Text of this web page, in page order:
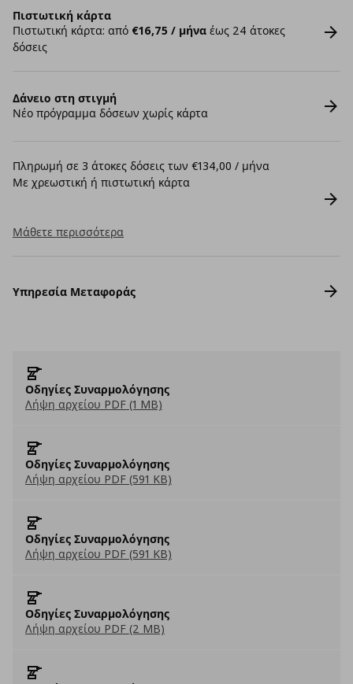
Πιστωτική κάρτα
Πιστωτική κάρτα: από €16,75 / μήνα έως 24 άτοκες
δόσεις
Δάνειο στη στιγμή
Νέο πρόγραμμα δόσεων χωρίς κάρτα
Πληρωμή σε 3 άτοκες δόσεις των €134,00 / μήνα
Με χρεωστική ή πιστωτική κάρτα
Μάθετε περισσότερα
Υπηρεσία Μεταφοράς
Οδηγίες Συναρμολόγησης
Λήψη αρχείου PDF (1 MB)
Οδηγίες Συναρμολόγησης
Λήψη αρχείου PDF (591 KB)
Οδηγίες Συναρμολόγησης
Λήψη αρχείου PDF (591 KB)
Οδηγίες Συναρμολόγησης
Λήψη αρχείου PDF (2 MB)